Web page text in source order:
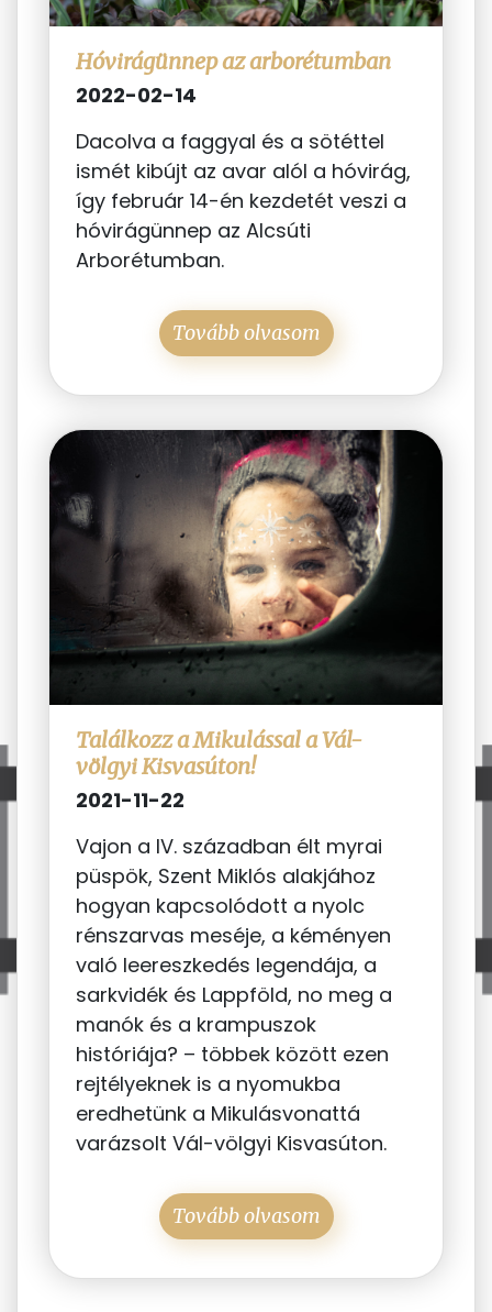
Hóvirágünnep az arborétumban
2022-02-14
Dacolva a faggyal és a sötéttel
ismét kibújt az avar alól a hóvirág,
így február 14-én kezdetét veszi a
hóvirágünnep az Alcsúti
Arborétumban.
Tovább olvasom
Találkozz a Mikulással a Vál-
völgyi Kisvasúton!
2021-11-22
Vajon a IV. században élt myrai
püspök, Szent Miklós alakjához
hogyan kapcsolódott a nyolc
rénszarvas meséje, a kéményen
való leereszkedés legendája, a
sarkvidék és Lappföld, no meg a
manók és a krampuszok
históriája? – többek között ezen
rejtélyeknek is a nyomukba
eredhetünk a Mikulásvonattá
varázsolt Vál-völgyi Kisvasúton.
Tovább olvasom